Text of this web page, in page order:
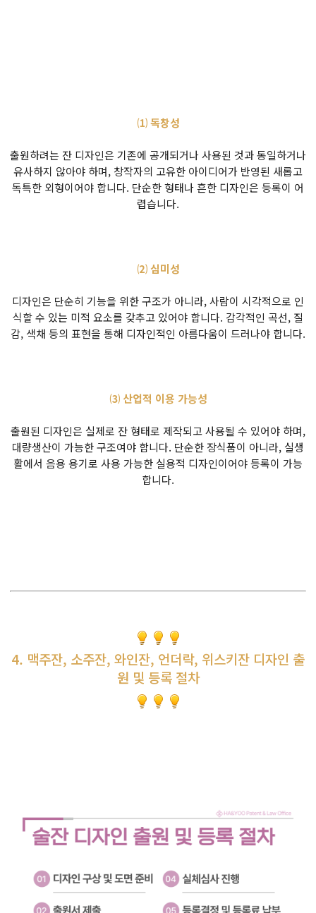
⑴ 독창성
출원하려는 잔 디자인은 기존에 공개되거나 사용된 것과 동일하거나
유사하지 않아야 하며, 창작자의 고유한 아이디어가 반영된 새롭고
독특한 외형이어야 합니다. 단순한 형태나 흔한 디자인은 등록이 어
렵습니다.
⑵ 심미성
디자인은 단순히 기능을 위한 구조가 아니라, 사람이 시각적으로 인
식할 수 있는 미적 요소를 갖추고 있어야 합니다. 감각적인 곡선, 질
감, 색채 등의 표현을 통해 디자인적인 아름다움이 드러나야 합니다.
⑶ 산업적 이용 가능성
출원된 디자인은 실제로 잔 형태로 제작되고 사용될 수 있어야 하며,
대량생산이 가능한 구조여야 합니다. 단순한 장식품이 아니라, 실생
활에서 음용 용기로 사용 가능한 실용적 디자인이어야 등록이 가능
합니다.
4. 맥주잔, 소주잔, 와인잔, 언더락, 위스키잔 디자인 출
원 및 등록 절차